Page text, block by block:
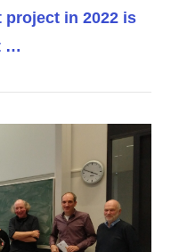
project in 2022 is
…